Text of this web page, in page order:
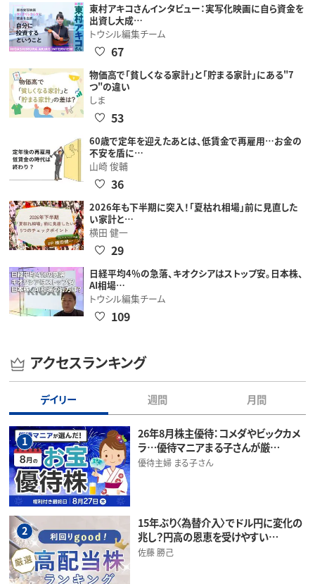
東村アキコさんインタビュー：実写化映画に自ら資金を
出資し大成…
トウシル編集チーム
67
物価高で「貧しくなる家計」と「貯まる家計」にある"7
つ"の違い
しま
53
60歳で定年を迎えたあとは、低賃金で再雇用…お金の
不安を盾に…
山崎 俊輔
36
2026年も下半期に突入！「夏枯れ相場」前に見直した
い家計と…
横田 健一
29
日経平均4％の急落、キオクシアはストップ安。日本株、
AI相場…
トウシル編集チーム
109
アクセスランキング
デイリー 週間 月間
1
26年8月株主優待：コメダやビックカメ
ラ…優待マニアまる子さんが厳…
優待主婦 まる子さん
2
15年ぶり〈為替介入〉でドル円に変化の
兆し？円高の恩恵を受けやすい…
佐藤 勝己